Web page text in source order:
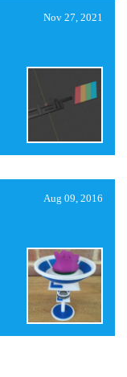
Nov 27, 2021
Aug 09, 2016